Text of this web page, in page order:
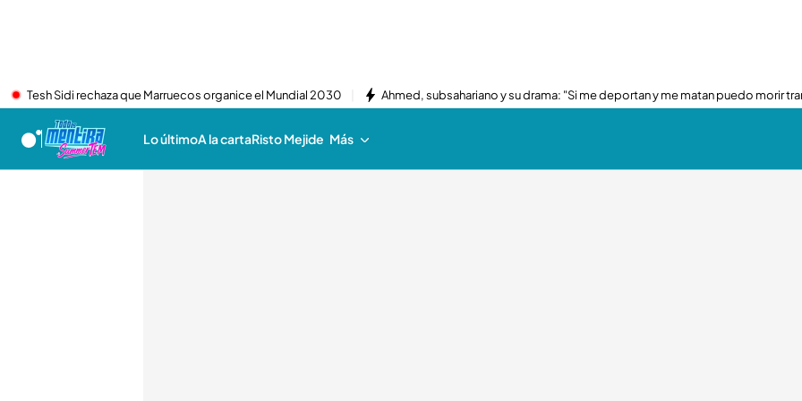
Tesh Sidi rechaza que Marruecos organice el Mundial 2030 Ahmed, subsahariano y su drama: "Si me deportan y me matan puedo morir
Lo últimoA la cartaRisto Mejide Más